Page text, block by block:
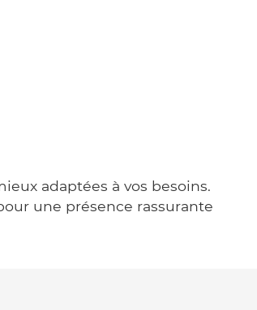
adaptées à vos besoins.
une présence rassurante